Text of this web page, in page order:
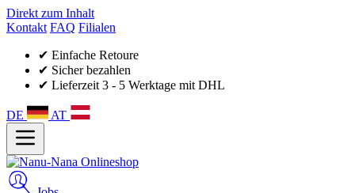
Direkt zum Inhalt
Kontakt FAQ Filialen
✔ Einfache Retoure
✔ Sicher bezahlen
✔ Lieferzeit 3 - 5 Werktage mit DHL
DE AT